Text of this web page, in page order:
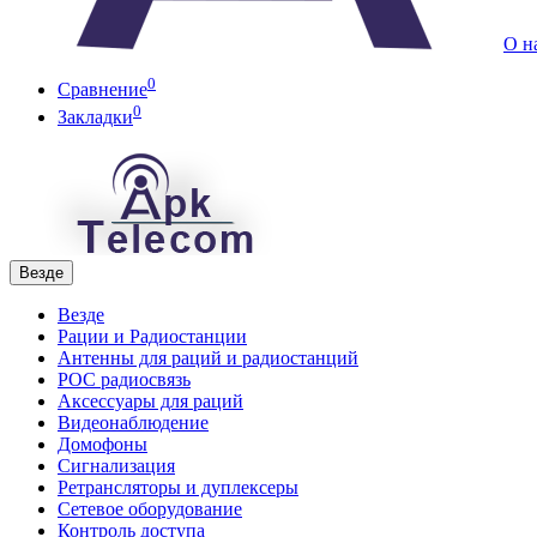
О
Сравнение0
Закладки0
Везде
Везде
Рации и Радиостанции
Антенны для раций и радиостанций
POC радиосвязь
Аксессуары для раций
Видеонаблюдение
Домофоны
Сигнализация
Ретрансляторы и дуплексеры
Сетевое оборудование
Контроль доступа